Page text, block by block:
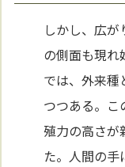
しかし、広
の側面も現れ
では、外来種
つつある。こ
殖力の高さが
た。人間の